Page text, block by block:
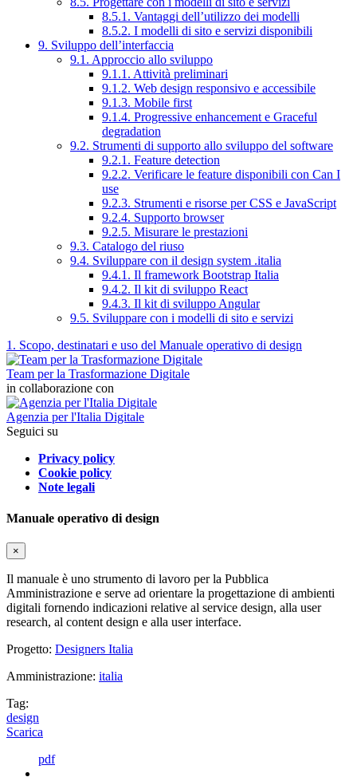
8.5.1. Vantaggi dell’utilizzo dei modelli
8.5.2. I modelli di sito e servizi disponibili
9. Sviluppo dell’interfaccia
9.1. Approccio allo sviluppo
9.1.1. Attività preliminari
9.1.2. Web design responsivo e accessibile
9.1.3. Mobile first
9.1.4. Progressive enhancement e Graceful
degradation
9.2. Strumenti di supporto allo sviluppo del software
9.2.1. Feature detection
9.2.2. Verificare le feature disponibili con Can I
use
9.2.3. Strumenti e risorse per CSS e JavaScript
9.2.4. Supporto browser
9.2.5. Misurare le prestazioni
9.3. Catalogo del riuso
9.4. Sviluppare con il design system .italia
9.4.1. Il framework Bootstrap Italia
9.4.2. Il kit di sviluppo React
9.4.3. Il kit di sviluppo Angular
9.5. Sviluppare con i modelli di sito e servizi
1. Scopo, destinatari e uso del Manuale operativo di design
Team per la Trasformazione Digitale
in collaborazione con
Agenzia per l'Italia Digitale
Seguici su
Privacy policy
Cookie policy
Note legali
Manuale operativo di design
×
Il manuale è uno strumento di lavoro per la Pubblica
Amministrazione e serve ad orientare la progettazione di ambienti
digitali fornendo indicazioni relative al service design, alla user
research, al content design e alla user interface.
Progetto: Designers Italia
Amministrazione: italia
Tag:
design
Scarica
pdf